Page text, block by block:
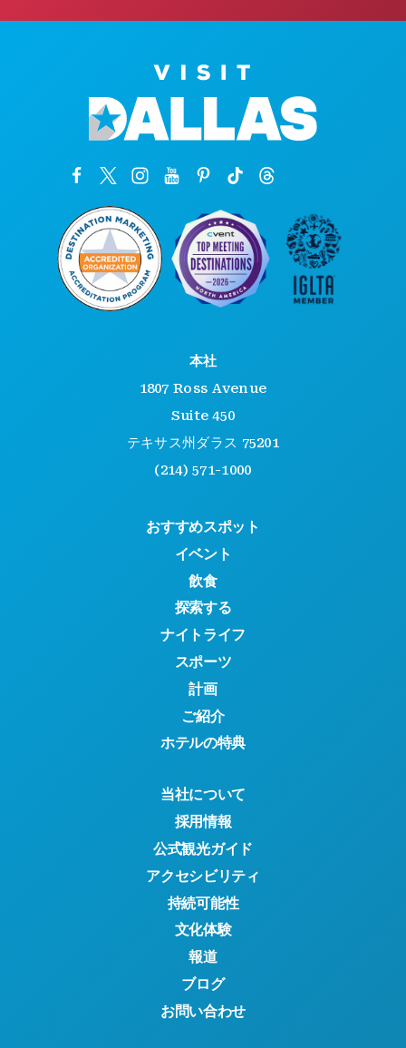
本社
1807 Ross Avenue
Suite 450
テキサス州ダラス 75201
(214) 571-1000
おすすめスポット
イベント
飲食
探索する
ナイトライフ
スポーツ
計画
ご紹介
ホテルの特典
当社について
採用情報
公式観光ガイド
アクセシビリティ
持続可能性
文化体験
報道
ブログ
お問い合わせ